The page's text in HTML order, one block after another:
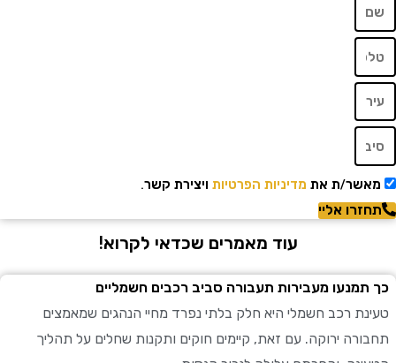
ת אתמדיניות הפרטיותויצירת קשר.
אליי
עוד מאמרים שכדאי לקרוא!
מעבירות תעבורה סביב רכבים חשמליים
רכב חשמלי היא חלק בלתי נפרד מחיי הנהגים שמאמצים
ירוקה. עם זאת, קיימים חוקים ותקנות שחלים על תהליך